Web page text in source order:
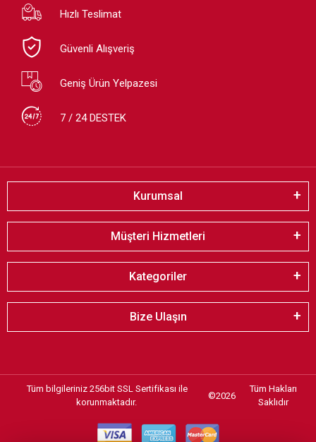
Hızlı Teslimat
Güvenli Alışveriş
Geniş Ürün Yelpazesi
7 / 24 DESTEK
Kurumsal
Müşteri Hizmetleri
Kategoriler
Bize Ulaşın
Tüm bilgileriniz 256bit SSL Sertifikası ile
korunmaktadır.
©2026
Tüm Hakları
Saklıdır